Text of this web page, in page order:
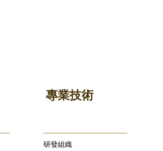
專業技術
研發組織